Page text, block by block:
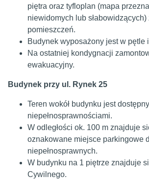
piętra oraz tyfloplan (mapa
niewidomych lub słabowidzących)
pomieszczeń.
Budynek wyposażony jest w pętle
Na ostatniej kondygnacji
ewakuacyjny.
Budynek przy ul. Rynek 25
Teren wokół budynku jest
niepełnosprawnościami.
W odległości ok. 100 m znajduje
oznakowane miejsce parkingowe
niepełnosprawnych.
W budynku na 1 piętrze znajduje
Cywilnego.